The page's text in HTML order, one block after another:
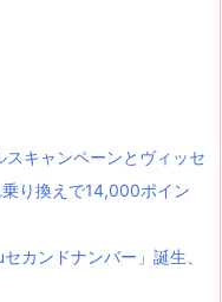
キャンペーンとヴィッセ
り換えで14,000ポイン
カンドナンバー」誕生、